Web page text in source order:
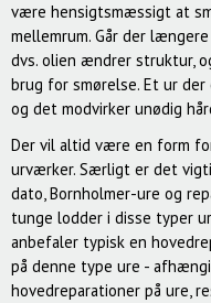
være hensigtsmæssigt at
mellemrum. Går der
dvs. olien ændrer struktur,
brug for smørelse. Et ur
og det modvirker unødig
Der vil altid være en form
urværker. Særligt er det
dato, Bornholmer-ure og
tunge lodder i disse typer
anbefaler typisk en
på denne type ure -
hovedreparationer på ure,